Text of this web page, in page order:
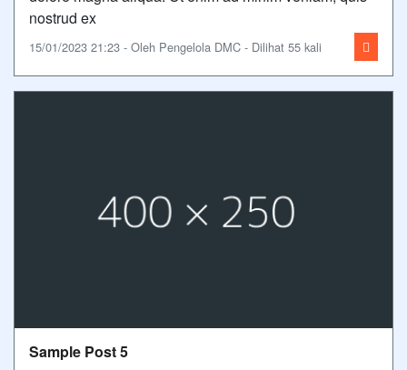
nostrud ex
15/01/2023 21:23 - Oleh Pengelola DMC - Dilihat 55 kali
Sample Post 5